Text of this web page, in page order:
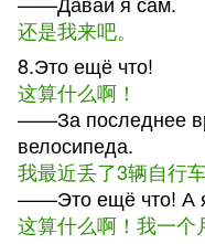
还是我来吧。
8.Это ещё что!
这算什么啊！
——За последнее
велосипеда.
我最近丢了3辆自行车
——Это ещё что! А
这算什么啊！我一个